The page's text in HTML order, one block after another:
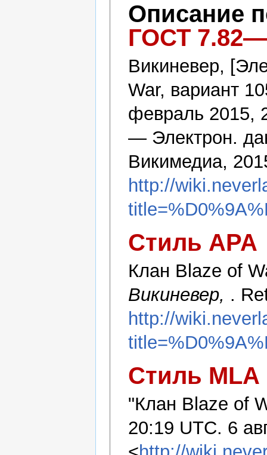
Описание
ГОСТ
Викиневер,
War, вариант
февраль 2015,
— Электрон.
Викимедиа,
http://
Стиль APA
Клан Blaze of
Викиневер, .
http://
Стиль MLA
"Клан Blaze of
20:19 UTC. 6